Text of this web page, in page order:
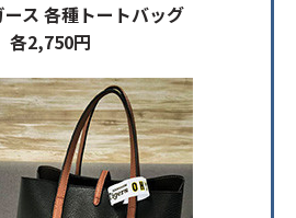
ス 各種トートバッグ
各2,750円